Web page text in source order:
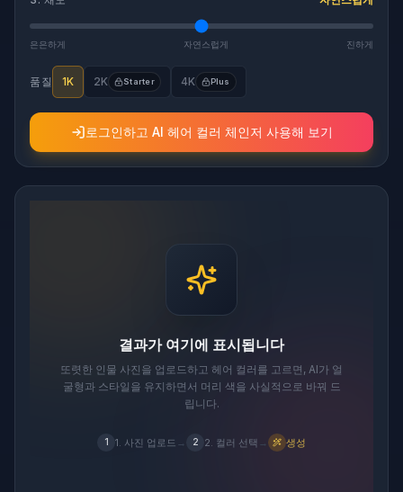
은은하게 자연스럽게 진하게
품질 1K 2K Starter 4K Plus
로그인하고 AI 헤어 컬러 체인저 사용해 보기
결과가 여기에 표시됩니다
또렷한 인물 사진을 업로드하고 헤어 컬러를 고르면, AI가 얼
굴형과 스타일을 유지하면서 머리 색을 사실적으로 바꿔 드
립니다.
1 1. 사진 업로드 → 2 2. 컬러 선택 → 생성